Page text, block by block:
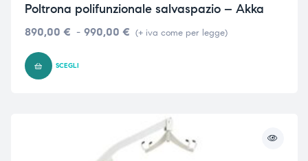
Poltrona polifunzionale salvaspazio – Akka
890,00 € - 990,00 € (+ iva come per legge)
SCEGLI